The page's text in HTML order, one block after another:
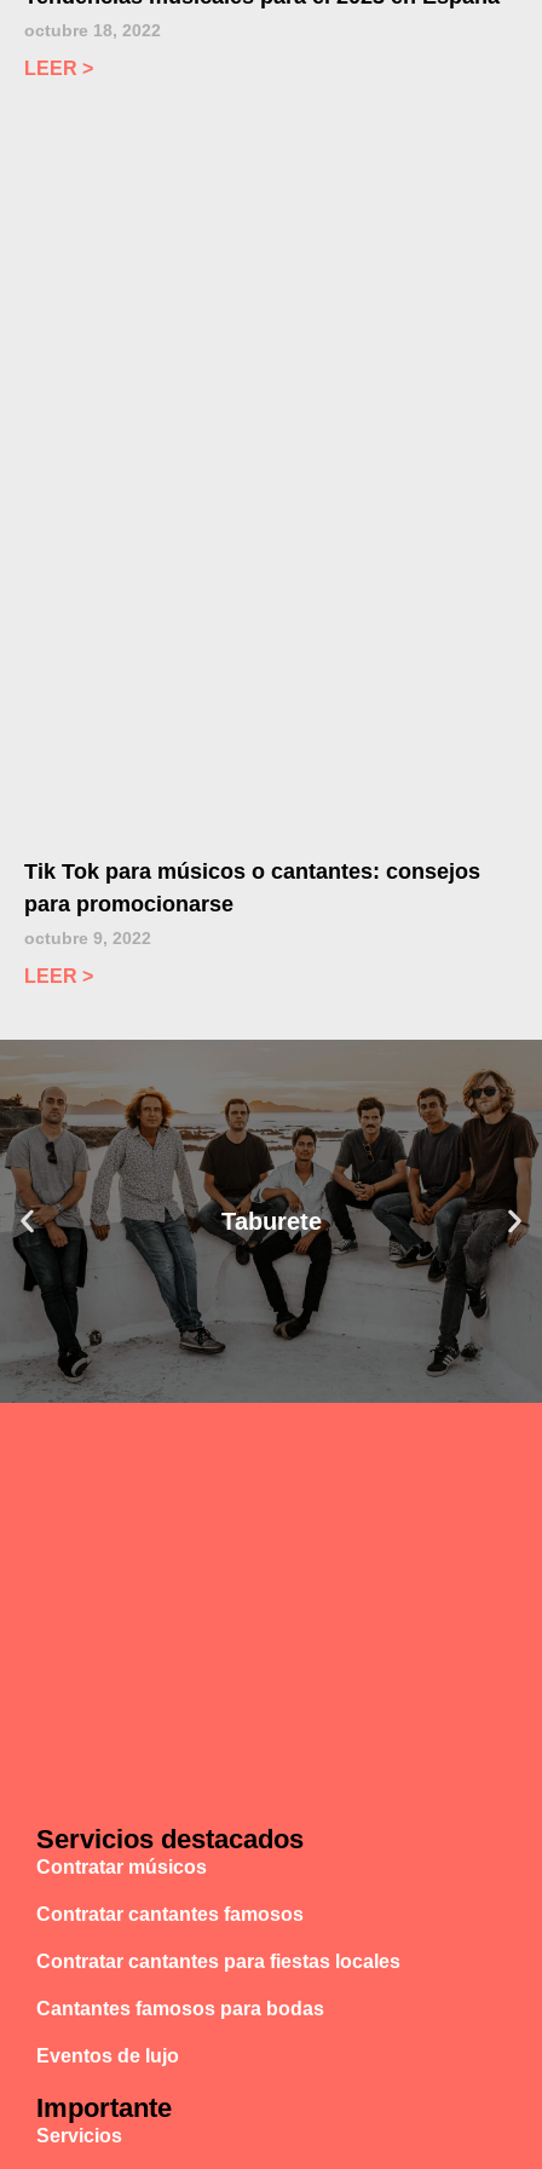
octubre 18, 2022
LEER >
Tik Tok para músicos o cantantes: consejos
para promocionarse
octubre 9, 2022
LEER >
Taburete
Servicios destacados
Contratar músicos
Contratar cantantes famosos
Contratar cantantes para fiestas locales
Cantantes famosos para bodas
Eventos de lujo
Importante
Servicios